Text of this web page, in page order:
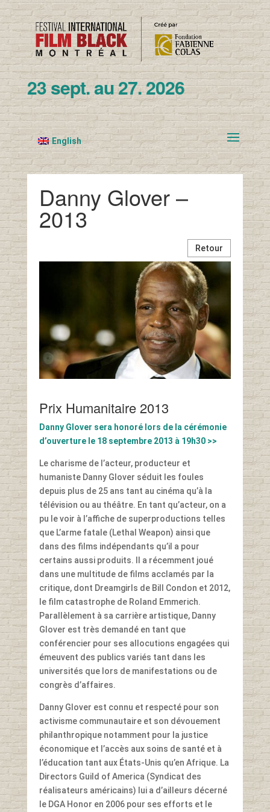
23 sept. au 27. 2026
English
Danny Glover –
2013
Retour
Prix Humanitaire 2013
Danny Glover sera honoré lors de la cérémonie
d’ouverture le 18 septembre 2013 à 19h30 >>
Le charisme de l’acteur, producteur et
humaniste Danny Glover séduit les foules
depuis plus de 25 ans tant au cinéma qu’à la
télévision ou au théâtre. En tant qu’acteur, on a
pu le voir à l’affiche de superproductions telles
que L’arme fatale (Lethal Weapon) ainsi que
dans des films indépendants qu’il a pour
certains aussi produits. Il a récemment joué
dans une multitude de films acclamés par la
critique, dont Dreamgirls de Bill Condon et 2012,
le film catastrophe de Roland Emmerich.
Parallèlement à sa carrière artistique, Danny
Glover est très demandé en tant que
conférencier pour ses allocutions engagées qui
émeuvent des publics variés tant dans les
universités que lors de manifestations ou de
congrès d’affaires.
Danny Glover est connu et respecté pour son
activisme communautaire et son dévouement
philanthropique notamment pour la justice
économique et l’accès aux soins de santé et à
l’éducation tant aux États-Unis qu’en Afrique. La
Directors Guild of America (Syndicat des
réalisateurs américains) lui a d’ailleurs décerné
le DGA Honor en 2006 pour ses efforts et le